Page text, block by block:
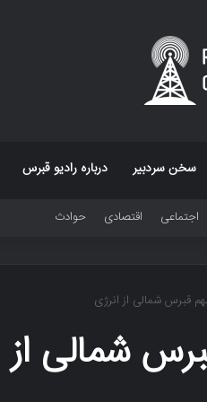
سخن سردبیر درباره رادیو قبرس
اجتماعی اقتصادی حوادث
قبرس شمالی از انرژی
شمالی از